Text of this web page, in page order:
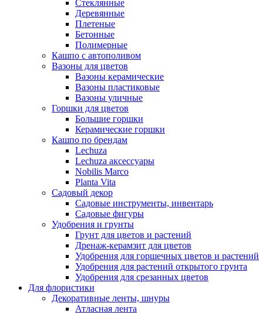
Стеклянные
Деревянные
Плетеные
Бетонные
Полимерные
Кашпо с автополивом
Вазоны для цветов
Вазоны керамические
Вазоны пластиковые
Вазоны уличные
Горшки для цветов
Большие горшки
Керамические горшки
Кашпо по брендам
Lechuza
Lechuza аксессуары
Nobilis Marco
Planta Vita
Садовый декор
Садовые инструменты, инвентарь
Садовые фигуры
Удобрения и грунты
Грунт для цветов и растений
Дренаж-керамзит для цветов
Удобрения для горшечных цветов и растений
Удобрения для растений открытого грунта
Удобрения для срезанных цветов
Для флористики
Декоративные ленты, шнуры
Атласная лента